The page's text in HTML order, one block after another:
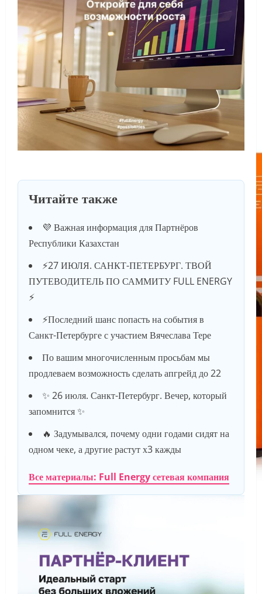
Читайте также
💜 Важная информация для Партнёров
Республики Казахстан
⚡️27 ИЮЛЯ. САНКТ-ПЕТЕРБУРГ. ТВОЙ
ПУТЕВОДИТЕЛЬ ПО САММИТУ FULL ENERGY
⚡️
⚡️Последний шанс попасть на события в
Санкт-Петербурге с участием Вячеслава Тере
По вашим многочисленным просьбам мы
продлеваем возможность сделать апгрейд до 22
✨ 26 июля. Санкт-Петербург. Вечер, который
запомнится ✨
🔥 Задумывался, почему одни годами сидят на
одном чеке, а другие растут х3 кажды
Все материалы: Full Energy сетевая компания